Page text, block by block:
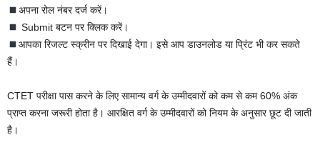
अपना रोल नंबर दर्ज करें।
Submit बटन पर क्लिक करें।
आपका रिजल्ट स्क्रीन पर दिखाई देगा। इसे आप डाउनलोड या प्रिंट भी कर सकते
हैं।
CTET परीक्षा पास करने के लिए सामान्य वर्ग के उम्मीदवारों को कम से कम 60% अंक
प्राप्त करना जरूरी होता है। आरक्षित वर्ग के उम्मीदवारों को नियम के अनुसार छूट दी जाती
है।